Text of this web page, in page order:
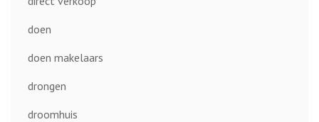
doen
doen makelaars
drongen
droomhuis